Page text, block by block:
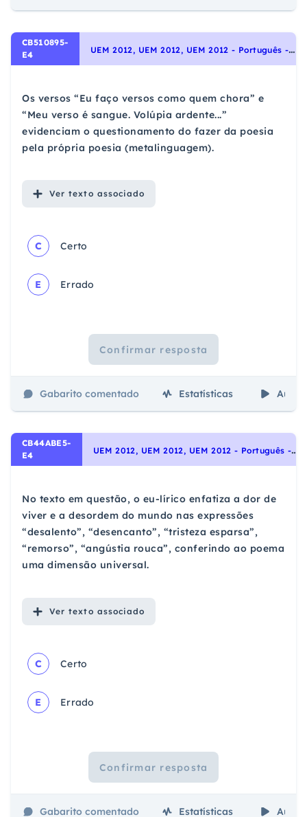
CB510895-
E4
U
EM 2012, UEM 2012, UEM 2012 - Português - Interpretação de Textos, Funções da Linguagem: emotiva, apelativa, referencial, metalinguística, fática e poética.
Os versos “Eu faço versos como quem chora” e
“Meu verso é sangue. Volúpia ardente...”
evidenciam o questionamento do fazer da poesia
pela própria poesia (metalinguagem).
Ver texto associado
C Certo
E Errado
Confirmar resposta
Gabarito comentado Estatísticas Aulas
CB44ABE5-
E4
U
EM 2012, UEM 2012, UEM 2012 - Português - Interpretação de Textos, Noções Gerais de Compreensão e Interpretação de Texto
No texto em questão, o eu-lírico enfatiza a dor de
viver e a desordem do mundo nas expressões
“desalento”, “desencanto”, “tristeza esparsa”,
“remorso”, “angústia rouca”, conferindo ao poema
uma dimensão universal.
Ver texto associado
C Certo
E Errado
Confirmar resposta
Gabarito comentado Estatísticas Aulas